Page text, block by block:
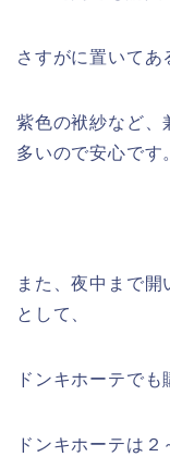
さすがに置いてあ
紫色の袱紗など、
多いので安心です
また、夜中まで
として、
ドンキホーテでも
ドンキホーテは